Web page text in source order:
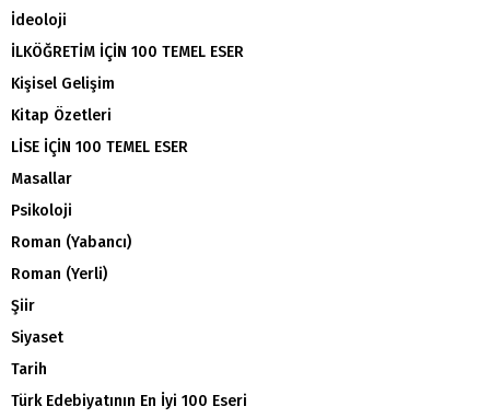
İdeoloji
İLKÖĞRETİM İÇİN 100 TEMEL ESER
Kişisel Gelişim
Kitap Özetleri
LİSE İÇİN 100 TEMEL ESER
Masallar
Psikoloji
Roman (Yabancı)
Roman (Yerli)
Şiir
Siyaset
Tarih
Türk Edebiyatının En İyi 100 Eseri